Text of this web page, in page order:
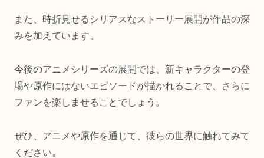
また、時折見せるシリアスなストーリー展開が作品の深
みを加えています。
今後のアニメシリーズの展開では、新キャラクターの登
場や原作にはないエピソードが描かれることで、さらに
ファンを楽しませることでしょう。
ぜひ、アニメや原作を通じて、彼らの世界に触れてみて
ください。